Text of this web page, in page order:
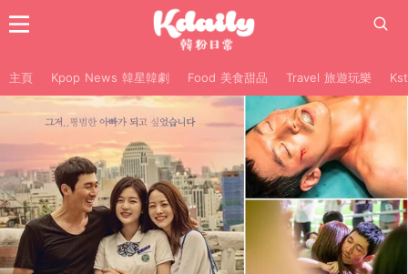
主頁 Kpop News 韓星韓劇 Food 美食甜品 Travel 旅遊玩樂